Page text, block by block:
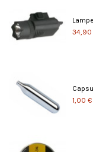
34,90
1,00 €